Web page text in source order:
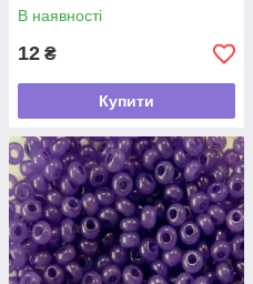
В наявності
12 ₴
Купити